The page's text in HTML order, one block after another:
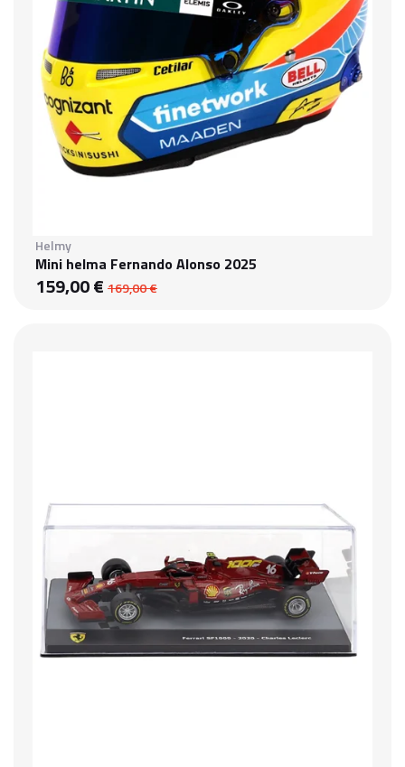
Helmy
Mini helma Fernando Alonso 2025
159,00 € 169,00 €